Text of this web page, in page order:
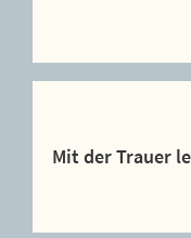
Mit der Trauer